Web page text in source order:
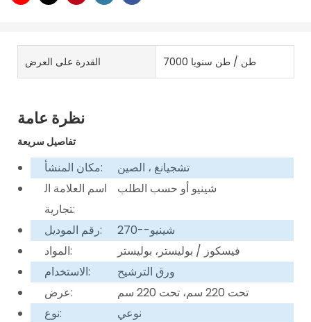
القدرة على العرض 7000 طن / طن سنويا
مكان المنشأ:
تشجيانغ ، الصين
اسم العلامة ال
تجارية:
شينيو أو حسب الطلب
رقم الموديل:
شينيو--270
المواد:
فيسكوز / بوليستر، بوليستر
الاستخدام:
ورق الترشيح
عرض:
تحت 220 سم، تحت 220 سم
نوع:
نوعي